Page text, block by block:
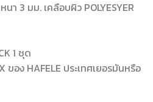
า 3 มม. เคลือบผิว POLYESYER
1 ชุด
ของ HAFELE ประเทศเยอรมันหรือ